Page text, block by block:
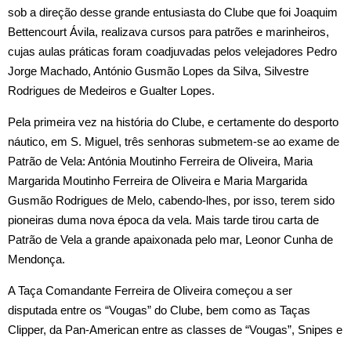
sob a direção desse grande entusiasta do Clube que foi Joaquim
Bettencourt Ávila, realizava cursos para patrões e marinheiros,
cujas aulas práticas foram coadjuvadas pelos velejadores Pedro
Jorge Machado, António Gusmão Lopes da Silva, Silvestre
Rodrigues de Medeiros e Gualter Lopes.
Pela primeira vez na história do Clube, e certamente do desporto
náutico, em S. Miguel, três senhoras submetem-se ao exame de
Patrão de Vela: Antónia Moutinho Ferreira de Oliveira, Maria
Margarida Moutinho Ferreira de Oliveira e Maria Margarida
Gusmão Rodrigues de Melo, cabendo‑lhes, por isso, terem sido
pioneiras duma nova época da vela. Mais tarde tirou carta de
Patrão de Vela a grande apaixonada pelo mar, Leonor Cunha de
Mendonça.
A Taça Comandante Ferreira de Oliveira começou a ser
disputada entre os “Vougas” do Clube, bem como as Taças
Clipper, da Pan‑American entre as classes de “Vougas”, Snipes e